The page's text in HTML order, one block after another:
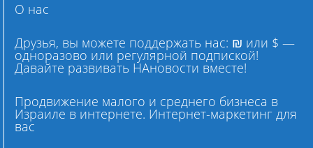
О нас
Друзья, вы можете поддержать нас: ₪ или $ —
одноразово или регулярной подпиской!
Давайте развивать НАновости вместе!
Продвижение малого и среднего бизнеса в
Израиле в интернете. Интернет-маркетинг для
вас